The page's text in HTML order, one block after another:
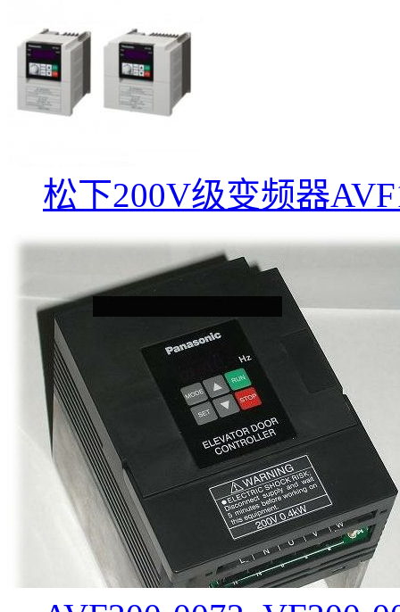
松下200V级变频器